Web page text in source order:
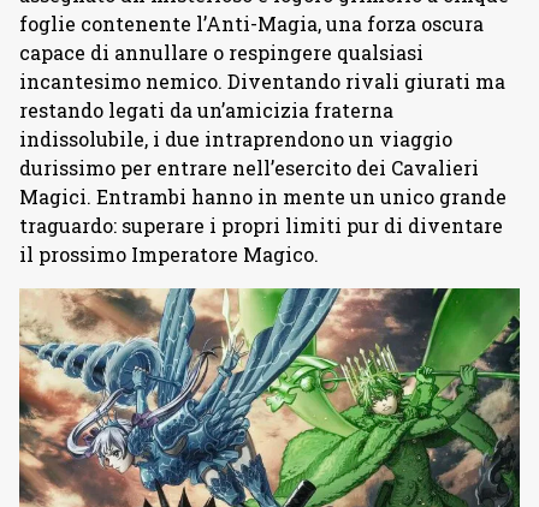
foglie contenente l’Anti-Magia, una forza oscura
capace di annullare o respingere qualsiasi
incantesimo nemico. Diventando rivali giurati ma
restando legati da un’amicizia fraterna
indissolubile, i due intraprendono un viaggio
durissimo per entrare nell’esercito dei Cavalieri
Magici. Entrambi hanno in mente un unico grande
traguardo: superare i propri limiti pur di diventare
il prossimo Imperatore Magico.